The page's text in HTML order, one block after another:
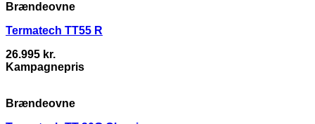
Brændeovne
Termatech TT55 R
26.995 kr.
Kampagnepris
Brændeovne